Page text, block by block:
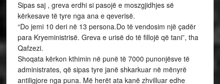
Sipas saj , greva erdhi si pasojë e moszgjidhjes së
kërkesave të tyre nga ana e qeverisë.
“Do jemi 10 deri në 13 persona.Do të vendosim një çadër
para Kryeministrisë. Greva e urisë do të fillojë që tani”, tha
Qafzezi.
Shoqata kërkon kthimin në punë të 7000 punonjësve të
administrates, që sipas tyre janë shkarkuar në mënyrë
antiligjore nga puna. Më herët ata kanë zhvilluar edhe